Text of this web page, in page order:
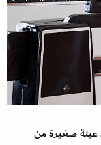
عينة صغيرة من